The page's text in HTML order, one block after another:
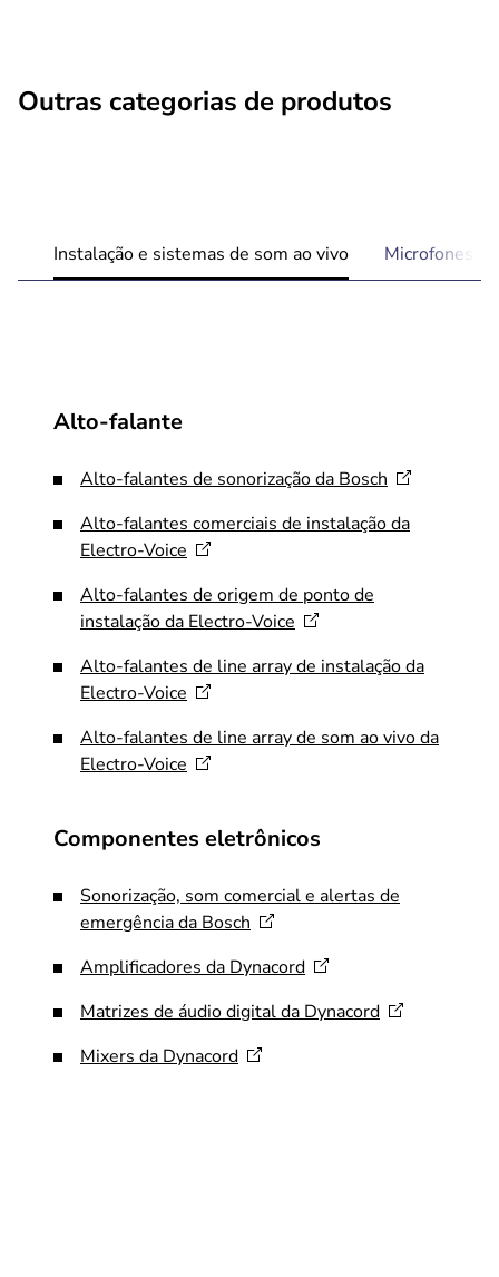
Outras categorias de produtos
Instalação e sistemas de som ao vivo Microfones
Alto-falante
Alto-falantes de sonorização da Bosch
​Alto-falantes comerciais de instalação da
Electro-Voice
Alto-falantes de origem de ponto de
instalação da Electro-Voice
Alto-falantes de line array de instalação da
Electro-Voice
Alto-falantes de line array de som ao vivo da
Electro-Voice
Componentes eletrônicos
Sonorização, som comercial e alertas de
emergência da Bosch
Amplificadores da Dynacord
Matrizes de áudio digital da Dynacord
Mixers da Dynacord